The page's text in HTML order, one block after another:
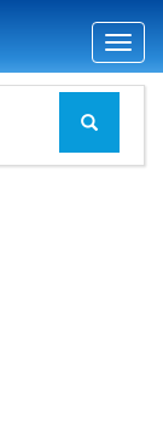
T
o
g
e